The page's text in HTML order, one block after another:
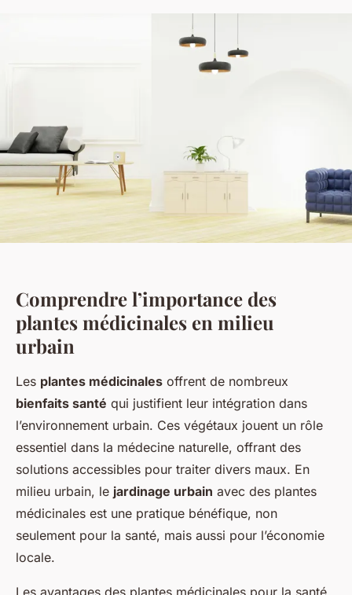
Comprendre l’importance des
plantes médicinales en milieu
urbain
Les plantes médicinales offrent de nombreux
bienfaits santé qui justifient leur intégration dans
l’environnement urbain. Ces végétaux jouent un rôle
essentiel dans la médecine naturelle, offrant des
solutions accessibles pour traiter divers maux. En
milieu urbain, le jardinage urbain avec des plantes
médicinales est une pratique bénéfique, non
seulement pour la santé, mais aussi pour l’économie
locale.